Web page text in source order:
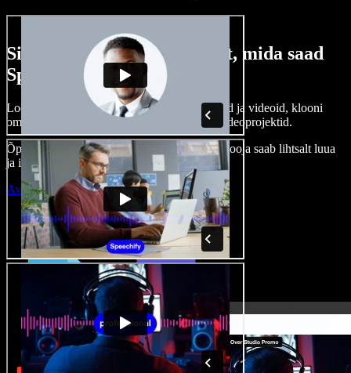
Siin on vaid väike osa sellest, mida saad
Speechify Studioga teha.
Loo voice-over’eid, kasuta tasuta pilte, helisid ja videoid, klooni
oma häält ja pane kokku terviklikud audio-videoprojektid.
Õppimiskõver puudub, kõik töötab veebis – looja saab lihtsalt luua
ja ideed kiiresti ellu viia.
Ava Studio